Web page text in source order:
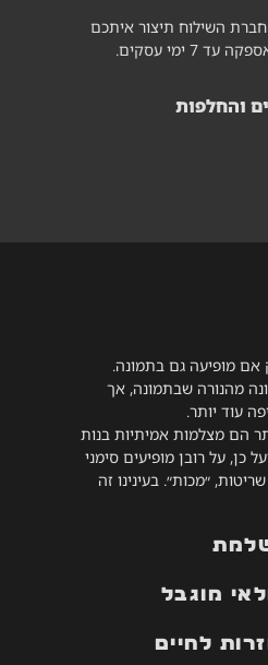
אם מופיעה גם בתמונה.
מהנורה שבתמונה, אך
עוד יותר.
הם מצלמות אמיתיות בנות
שנה, ועל כן, על רובן מופיעים סימני
״מכות״. בעינינו זה
מוגבל
לחיים
השילוח תיצור איתכם
ימי עסקים.
והחלפות